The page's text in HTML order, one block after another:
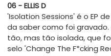
06 - ELLIS D
'Isolation Sessions' é o EP
da saber como foi gravado.
tão, mas tão isolada, que
selo 'Change The F*cking